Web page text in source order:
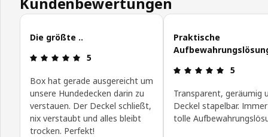
Kundenbewertungen überspringen
Die größte ..
Bewertung: 5 von 5 Sterne
5
Box hat gerade ausgereicht um
unsere Hundedecken darin zu
verstauen. Der Deckel schließt,
nix verstaubt und alles bleibt
trocken. Perfekt!
Praktische
5
Transparent, geräumig
Deckel stapelbar.
tolle